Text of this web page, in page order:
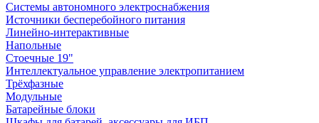
Системы автономного электроснабжения
Источники бесперебойного питания
Линейно-интерактивные
Напольные
Стоечные 19"
Интеллектуальное управление электропитанием
Трёхфазные
Модульные
Батарейные блоки